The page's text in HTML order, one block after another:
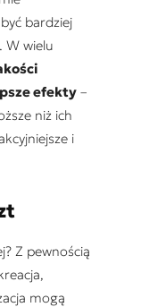
bardziej
W wielu
efekty –
niż ich
i
Z pewnością
mogą